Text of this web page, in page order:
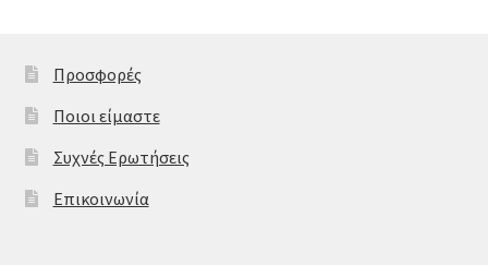
Προσφορές
Ποιοι είμαστε
Συχνές Ερωτήσεις
Επικοινωνία